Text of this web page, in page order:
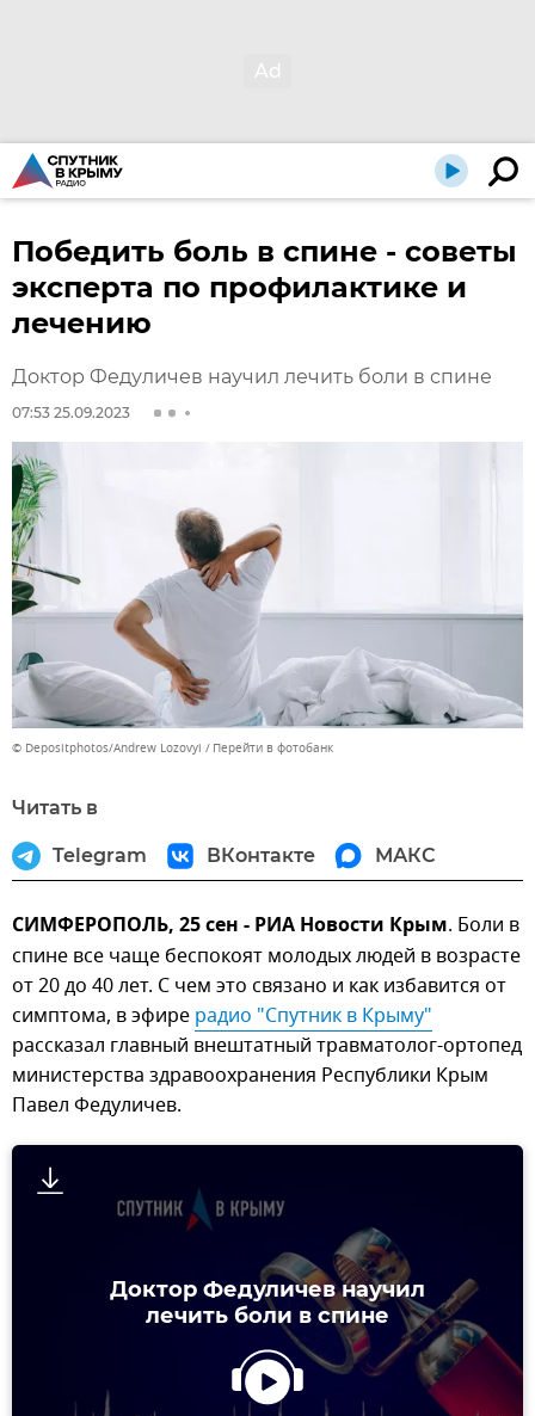
Победить боль в спине - советы
эксперта по профилактике и
лечению
Доктор Федуличев научил лечить боли в спине
07:53 25.09.2023
© Depositphotos/Andrew Lozovyi Перейти в фотобанк
Читать в
Telegram ВКонтакте МАКС
СИМФЕРОПОЛЬ, 25 сен - РИА Новости Крым. Боли в
спине все чаще беспокоят молодых людей в возрасте
от 20 до 40 лет. С чем это связано и как избавится от
симптома, в эфире радио "Спутник в Крыму"
рассказал главный внештатный травматолог-ортопед
министерства здравоохранения Республики Крым
Павел Федуличев.
Доктор Федуличев научил
лечить боли в спине